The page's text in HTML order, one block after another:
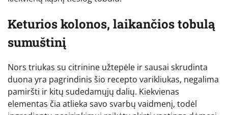
Keturios kolonos, laikančios tobulą
sumuštinį
Nors triukas su citrinine užtepėle ir sausai skrudinta
duona yra pagrindinis šio recepto varikliukas, negalima
pamiršti ir kitų sudedamųjų dalių. Kiekvienas
elementas čia atlieka savo svarbų vaidmenį, todėl